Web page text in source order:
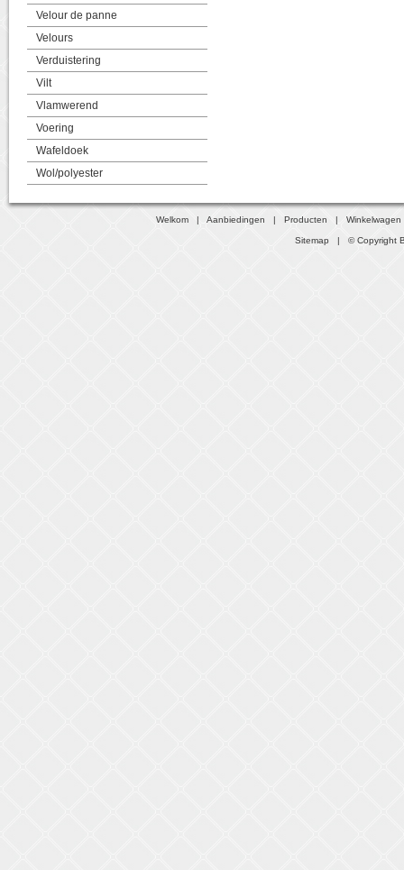
Velour de panne
Velours
Verduistering
Vilt
Vlamwerend
Voering
Wafeldoek
Wol/polyester
Welkom |Aanbiedingen |Producten |Winkelwagen
Sitemap | © Copyright